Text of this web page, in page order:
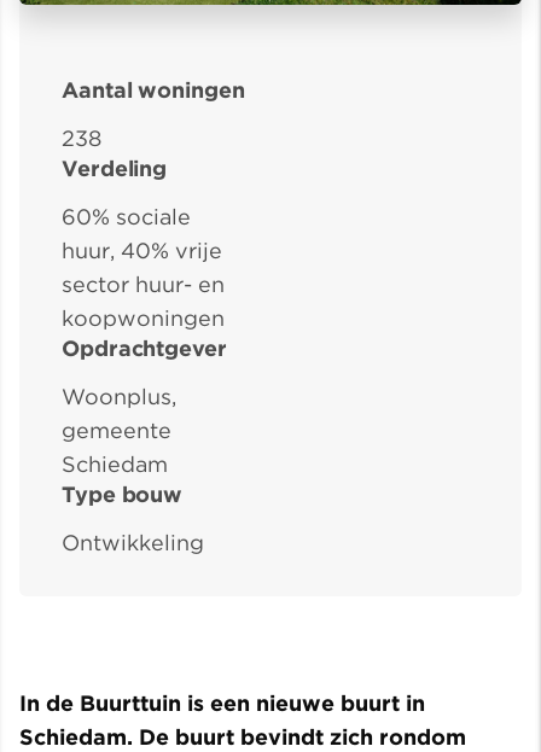
Aantal woningen
238
Verdeling
60% sociale
huur, 40% vrije
sector huur- en
koopwoningen
Opdrachtgever
Woonplus,
gemeente
Schiedam
Type bouw
Ontwikkeling
In de Buurttuin is een nieuwe buurt in
Schiedam. De buurt bevindt zich rondom